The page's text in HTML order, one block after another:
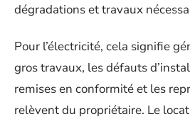
dégradations et travaux
Pour l’électricité, cela signifie
gros travaux, les défauts
remises en conformité et les
relèvent du propriétaire. Le